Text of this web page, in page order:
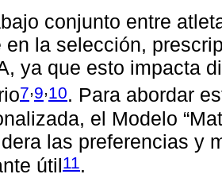
conjunto entre
en la selección,
ya que esto impacta
7,9,10. Para abordar
el Modelo
las preferencias y
útil11 .